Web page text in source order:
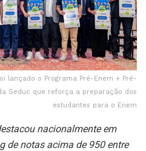
lançado o Programa Pré-Enem + Pré-
Seduc que reforça a preparação dos
estudantes para o Enem
nacionalmente em
de notas acima de 950 entre